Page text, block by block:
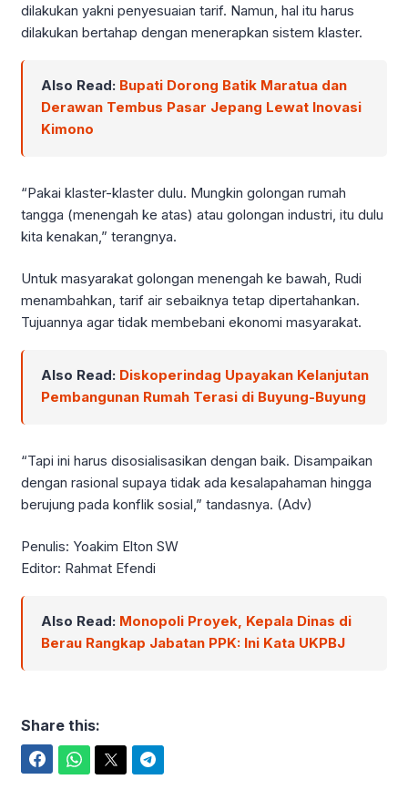
dilakukan yakni penyesuaian tarif. Namun, hal itu harus
dilakukan bertahap dengan menerapkan sistem klaster.
Also Read: Bupati Dorong Batik Maratua dan
Derawan Tembus Pasar Jepang Lewat Inovasi
Kimono
“Pakai klaster-klaster dulu. Mungkin golongan rumah
tangga (menengah ke atas) atau golongan industri, itu dulu
kita kenakan,” terangnya.
Untuk masyarakat golongan menengah ke bawah, Rudi
menambahkan, tarif air sebaiknya tetap dipertahankan.
Tujuannya agar tidak membebani ekonomi masyarakat.
Also Read: Diskoperindag Upayakan Kelanjutan
Pembangunan Rumah Terasi di Buyung-Buyung
“Tapi ini harus disosialisasikan dengan baik. Disampaikan
dengan rasional supaya tidak ada kesalapahaman hingga
berujung pada konflik sosial,” tandasnya. (Adv)
Penulis: Yoakim Elton SW
Editor: Rahmat Efendi
Also Read: Monopoli Proyek, Kepala Dinas di
Berau Rangkap Jabatan PPK: Ini Kata UKPBJ
Share this: